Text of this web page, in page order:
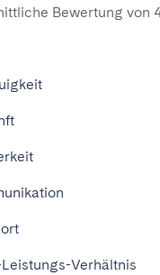
Bewertung von
Verhältnis